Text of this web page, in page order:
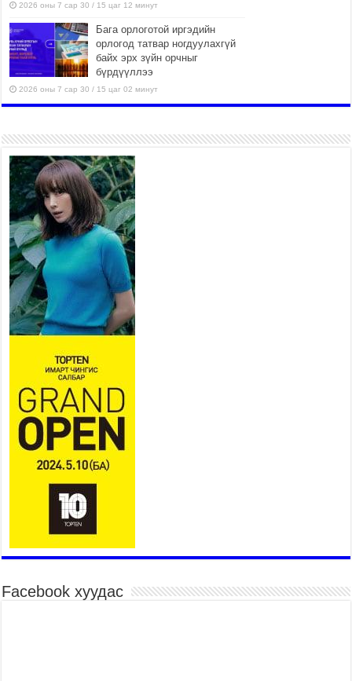
2026 оны 7 сар 30 / 15 цаг 12 минут
Бага орлоготой иргэдийн
орлогод татвар ногдуулахгүй
байх эрх зүйн орчныг
бүрдүүллээ
2026 оны 7 сар 30 / 15 цаг 02 минут
үр дагаврын үнэлгээ хийгджээ
2026 оны 7 сар 30 / 14 цаг 55 минут
Б.Пүрэвдагва: Өвөлжилтийн
бэлтгэлийн хүрээнд нийслэлд
573 төсөл, арга хэмжээг
хэрэгжүүлж байна
2026 оны 7 сар 29 / 16 цаг 18 минут
Ерөнхий сайд Н.Учрал
олимпиадын хүрээнд гарсан
зардлыг шийдвэрлэж өгөхөөр
болов
2026 оны 7 сар 29 / 14 цаг 36 минут
435 борлуулалтын цэгээр 280,000 тонн хагас
коксон түлшийг айл, өрхүүдэд борлуулна
2026 оны 7 сар 29 / 14 цаг 30 минут
Шадар сайд Н.Номтойбаяр: Эрт сэрэмжлүүлэх
тогтолцоо, шинэ технологи гамшгийн эрсдэлийг
бууруулах гол хөшүүрэг
2026 оны 7 сар 29 / 14 цаг 25 минут
чадавхыг олон улсын түвшинд хүргэнэ
2026 оны 7 сар 29 / 14 цаг 20 минут
УИХ-ын дарга С.Бямбацогт “Хар жагсаалт”-ын
асуудлыг цэгцлэх чиглэлээр Монголбанкны
удирдлагад 30 хоногийн хугацаатай үүрэг өглөө
Хаврын ээлжит чуулганы хугацаанд Улсын Их
Facebook хуудас